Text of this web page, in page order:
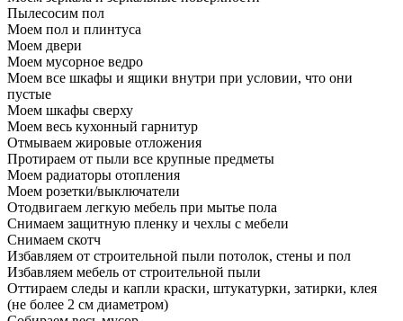
Пылесосим пол
Моем пол и плинтуса
Моем двери
Моем мусорное ведро
Моем все шкафы и ящики внутри при условии, что они
пустые
Моем шкафы сверху
Моем весь кухонный гарнитур
Отмываем жировые отложения
Протираем от пыли все крупные предметы
Моем радиаторы отопления
Моем розетки/выключатели
Отодвигаем легкую мебель при мытье пола
Снимаем защитную пленку и чехлы с мебели
Снимаем скотч
Избавляем от строительной пыли потолок, стены и пол
Избавляем мебель от строительной пыли
Оттираем следы и капли краски, штукатурки, затирки, клея
(не более 2 см диаметром)